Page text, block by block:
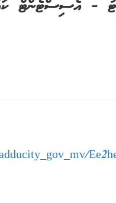
- އެސިސްޓެންޓް